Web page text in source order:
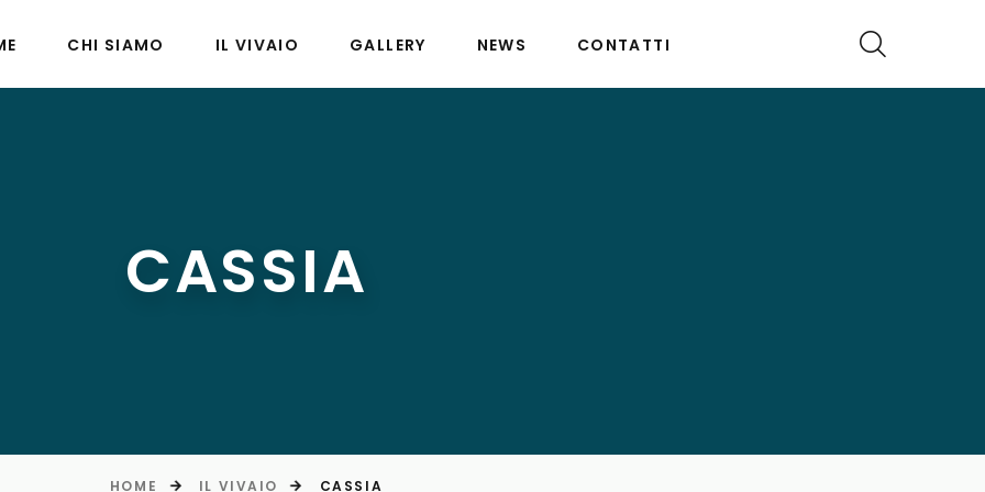
CHI SIAMO IL VIVAIO GALLERY NEWS CONTATTI
CASSIA
HOME IL VIVAIO CASSIA